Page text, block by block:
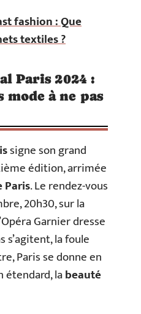
fashion : Que
textiles ?
Paris 2024 :
mode à ne pas
signe son grand
édition, arrimée
Paris. Le rendez-vous
20h30, sur la
Garnier dresse
s’agitent, la foule
Paris se donne en
étendard, labeauté